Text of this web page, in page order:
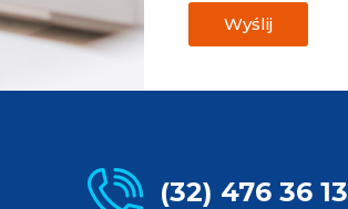
Wyślij
(32) 476 36 13